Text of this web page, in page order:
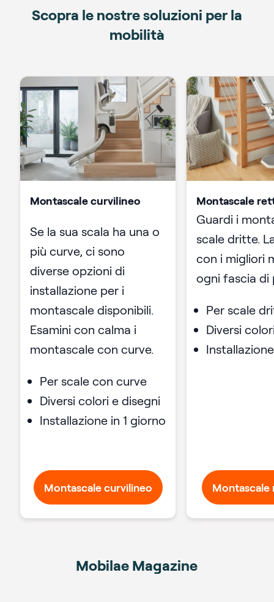
Scopra le nostre soluzioni per la
mobilità
Montascale curvilineo
Se la sua scala ha una o
più curve, ci sono
diverse opzioni di
installazione per i
montascale disponibili.
Esamini con calma i
montascale con curve.
Per scale con curve
Diversi colori e disegni
Installazione in 1 giorno
Montascale curvilineo
Montascale
Guardi i
scale dritte.
con i migliori
ogni fascia di
Per scale
Diversi
Montascale
Mobilae Magazine